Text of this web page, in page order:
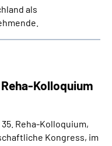
als
Kolloquium
Reha-Kolloquium,
Kongress, im